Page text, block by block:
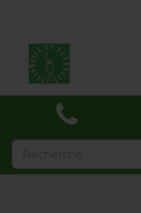
Accueil
Catégories
Actualités
À propos